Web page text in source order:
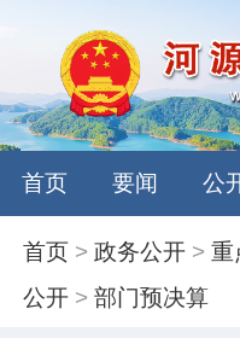
首页 要闻 公
首页 >政务公开 >重
公开 >部门预决算